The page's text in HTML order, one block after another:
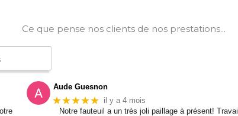
Ce que pense nos clients de nos prestations...
Aude Guesnon
★★★★★ il y a 4 mois
Notre fauteuil a un très joli paillage à présent! Travail